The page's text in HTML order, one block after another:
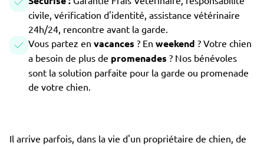
civile, vérification d'identité, assistance vétérinaire
24h/24, rencontre avant la garde.
Vous partez en vacances ? En weekend ? Votre chien
a besoin de plus de promenades ? Nos bénévoles
sont la solution parfaite pour la garde ou promenade
de votre chien.
Il arrive parfois, dans la vie d'un propriétaire de chien, de